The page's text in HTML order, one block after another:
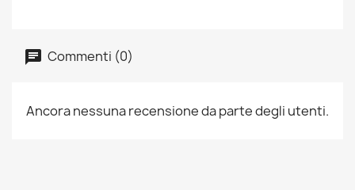
Commenti (0)
Ancora nessuna recensione da parte degli utenti.